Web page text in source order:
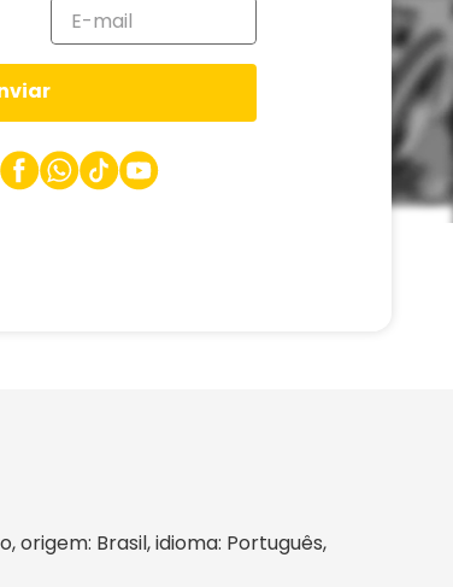
origem: Brasil, idioma: Português,